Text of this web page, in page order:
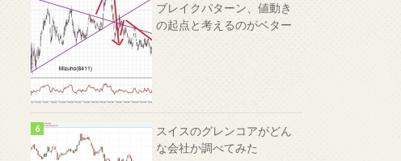
ブレイクパターン、値動き
の起点と考えるのがベター
スイスのグレンコアがどん
な会社か調べてみた